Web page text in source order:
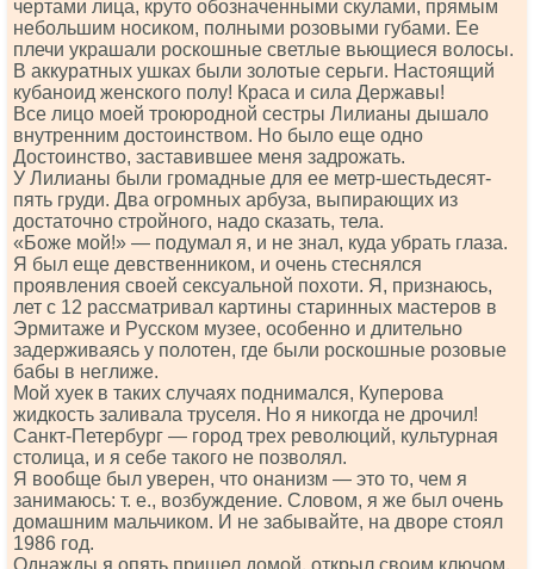
чертами лица, круто обозначенными скулами, прямым
небольшим носиком, полными розовыми губами. Ее
плечи украшали роскошные светлые вьющиеся волосы.
В аккуратных ушках были золотые серьги. Настоящий
кубаноид женского полу! Краса и сила Державы!
Все лицо моей троюродной сестры Лилианы дышало
внутренним достоинством. Но было еще одно
Достоинство, заставившее меня задрожать.
У Лилианы были громадные для ее метр-шестьдесят-
пять груди. Два огромных арбуза, выпирающих из
достаточно стройного, надо сказать, тела.
«Боже мой!» — подумал я, и не знал, куда убрать глаза.
Я был еще девственником, и очень стеснялся
проявления своей сексуальной похоти. Я, признаюсь,
лет с 12 рассматривал картины старинных мастеров в
Эрмитаже и Русском музее, особенно и длительно
задерживаясь у полотен, где были роскошные розовые
бабы в неглиже.
Мой хуек в таких случаях поднимался, Куперова
жидкость заливала труселя. Но я никогда не дрочил!
Санкт-Петербург — город трех революций, культурная
столица, и я себе такого не позволял.
Я вообще был уверен, что онанизм — это то, чем я
занимаюсь: т. е., возбуждение. Словом, я же был очень
домашним мальчиком. И не забывайте, на дворе стоял
1986 год.
Однажды я опять пришел домой, открыл своим ключом,